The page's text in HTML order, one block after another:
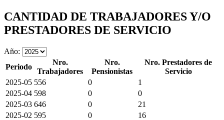
CANTIDAD DE TRABAJADORES Y/O
PRESTADORES DE SERVICIO
Año:
Periodo
Nro.
Trabajadores
Nro.
Pensionistas
Nro. Prestadores de
Servicio
2025-05 556 0
1
2025-04 598 0
0
2025-03 646 0
21
2025-02 595 0
16